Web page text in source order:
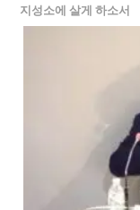
지성소에 살게 하소서